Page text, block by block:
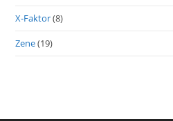
X-Faktor(8)
Zene(19)